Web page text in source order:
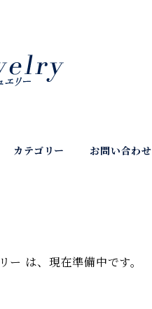
カテゴリー お問い合わせ
ー は、現在準備中です。